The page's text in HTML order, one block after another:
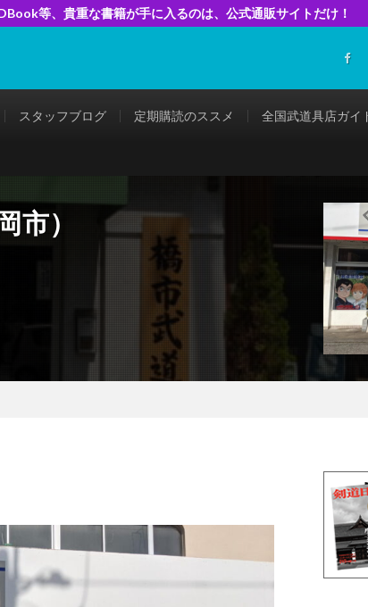
等、貴重な書籍が手に入るのは、公式通販サイトだけ！
スタッフブログ 定期購読のススメ 全国武道具店ガイ
市）